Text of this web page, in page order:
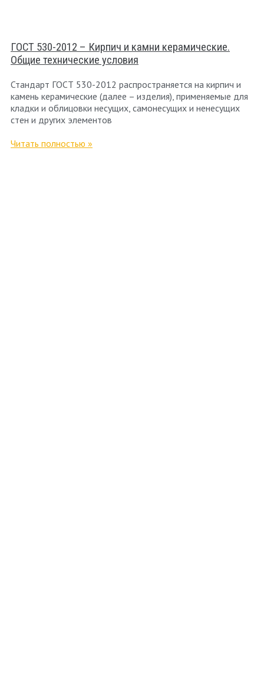
ГОСТ 530-2012 – Кирпич и камни керамические.
Общие технические условия
Стандарт ГОСТ 530-2012 распространяется на кирпич и
камень керамические (далее – изделия), применяемые для
кладки и облицовки несущих, самонесущих и ненесущих
стен и других элементов
Читать полностью »